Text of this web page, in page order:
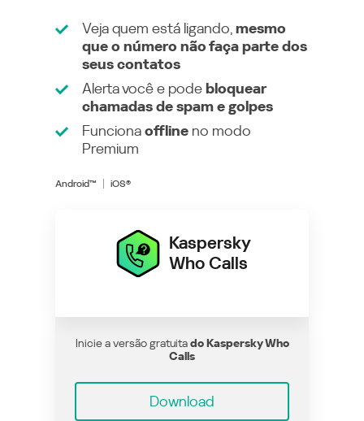
Veja quem está ligando, mesmo
que o número não faça parte dos
seus contatos
Alerta você e podebloquear
chamadas de spam e golpes
Funcionaoffline no modo
Premium
Android™ iOS®
Kaspersky
Who Calls
Inicie a versão gratuitado Kaspersky Who
Calls
Download